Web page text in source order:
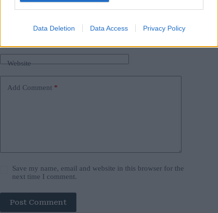
Data Deletion Data Access Privacy Policy
Website
Add Comment *
Save my name, email and website in this browser for the
next time I comment.
Post Comment